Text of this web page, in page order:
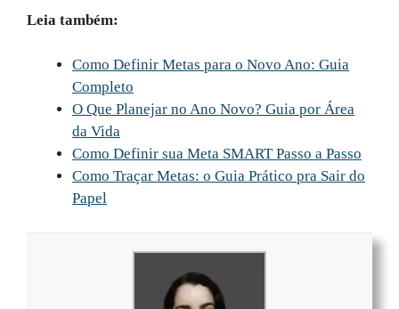
Leia também:
Como Definir Metas para o Novo Ano: Guia
Completo
O Que Planejar no Ano Novo? Guia por Área
da Vida
Como Definir sua Meta SMART Passo a Passo
Como Traçar Metas: o Guia Prático pra Sair do
Papel